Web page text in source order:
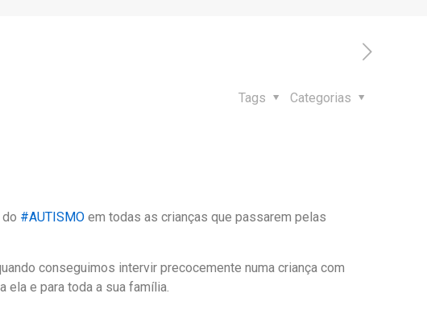
Categorias
Tags
#AUTISMO em todas as crianças que passarem pelas
conseguimos intervir precocemente numa criança com
ela e para toda a sua família.